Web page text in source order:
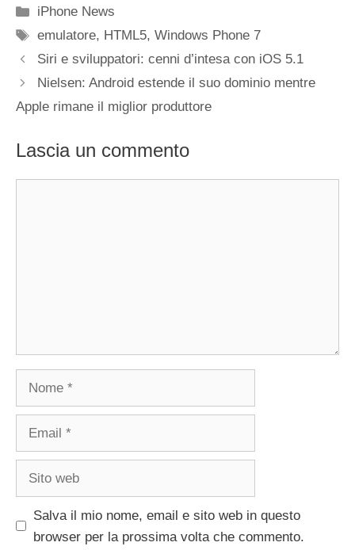
Categorie
iPhone News
Tag
emulatore, HTML5,Windows Phone 7
Siri e sviluppatori: cenni d’intesa con iOS 5.1
Nielsen: Android estende il suo dominio mentre
Apple rimane il miglior produttore
Lascia un commento
Nome
Email
Sito
Salva il mio nome, email e sito web in questo
browser per la prossima volta che commento.